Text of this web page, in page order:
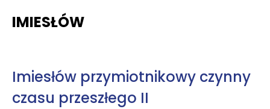
IMIESŁÓW
Imiesłów przymiotnikowy czynny
czasu przeszłego II